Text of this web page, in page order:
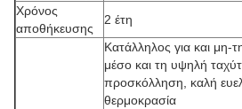
Χρόνος
αποθήκευσης
2 έτη
Κατάλληλος για και μη-
μέσο και τη υψηλή
προσκόλληση, καλή
θερμοκρασία